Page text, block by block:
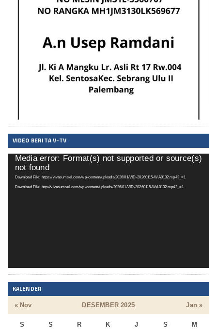
VIDEO BERITA V-TV
Pemutar
Video
Media error: Format(s) not supported or source(s)
not found
Download File: https://vivasumsel.com/wp-content/uploads/2026/01/VID-20260115-WA0132.mp4?_=1
Download File: http://vivasumsel.com/wp-content/uploads/2026/01/VID-20260115-WA0132.mp4?_=1
KALENDER
DESEMBER 2025
S S R K J S M
« Nov Jan »